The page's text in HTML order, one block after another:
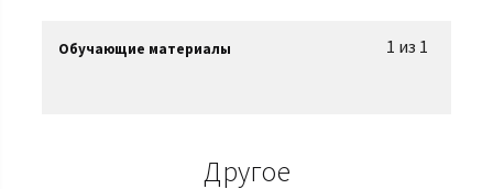
1 из 1
Обучающие материалы
Другое